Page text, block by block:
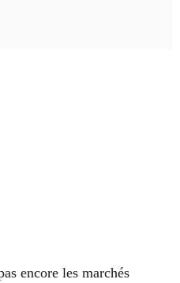
encore les marchés